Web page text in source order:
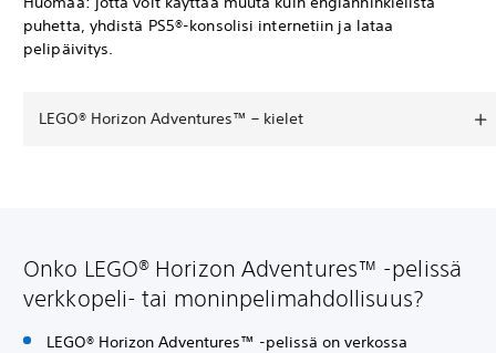
puhetta, yhdistä PS5®-konsolisi internetiin ja lataa
pelipäivitys.
LEGO® Horizon Adventures™ – kielet
Onko LEGO® Horizon Adventures™ -pelissä
verkkopeli- tai moninpelimahdollisuus?
LEGO® Horizon Adventures™ -pelissä on verkossa